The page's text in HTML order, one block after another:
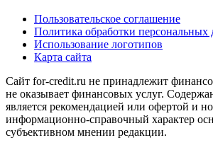
Пользовательское соглашение
Политика обработки персональных
Использование логотипов
Карта сайта
Сайт for-credit.ru не принадлежит
не оказывает финансовых услуг.
является рекомендацией или офертой и
информационно-справочный характер
субъективном мнении редакции.